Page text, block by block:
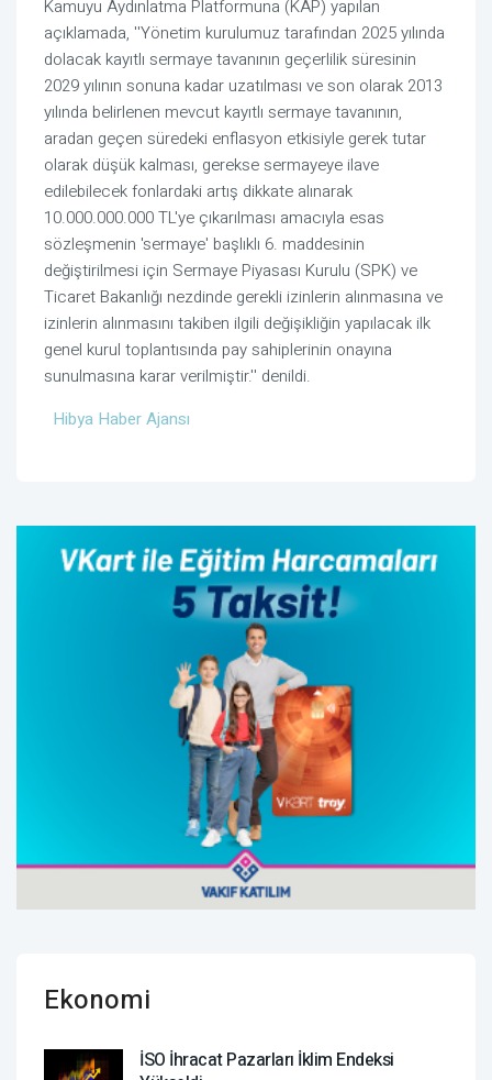
Kamuyu Aydınlatma Platformuna (KAP) yapılan
açıklamada, ''Yönetim kurulumuz tarafından 2025 yılında
dolacak kayıtlı sermaye tavanının geçerlilik süresinin
2029 yılının sonuna kadar uzatılması ve son olarak 2013
yılında belirlenen mevcut kayıtlı sermaye tavanının,
aradan geçen süredeki enflasyon etkisiyle gerek tutar
olarak düşük kalması, gerekse sermayeye ilave
edilebilecek fonlardaki artış dikkate alınarak
10.000.000.000 TL'ye çıkarılması amacıyla esas
sözleşmenin 'sermaye' başlıklı 6. maddesinin
değiştirilmesi için Sermaye Piyasası Kurulu (SPK) ve
Ticaret Bakanlığı nezdinde gerekli izinlerin alınmasına ve
izinlerin alınmasını takiben ilgili değişikliğin yapılacak ilk
genel kurul toplantısında pay sahiplerinin onayına
sunulmasına karar verilmiştir.'' denildi.
Hibya Haber Ajansı
Ekonomi
İSO İhracat Pazarları İklim Endeksi